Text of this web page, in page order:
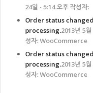
24일 - 5:14 오후 작성자:
Order status
processing.2013년 5
성자: WooCommerce
Order status
processing.2013년 5
성자: WooCommerce